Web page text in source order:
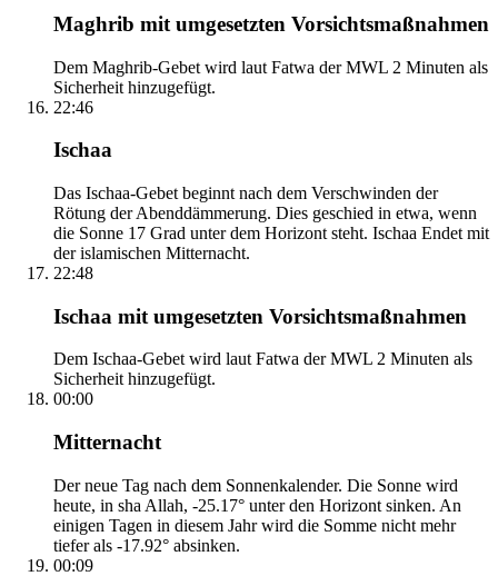
Maghrib mit umgesetzten Vorsichtsmaßnahmen
Dem Maghrib-Gebet wird laut Fatwa der MWL 2 Minuten als
Sicherheit hinzugefügt.
22:46
Ischaa
Das Ischaa-Gebet beginnt nach dem Verschwinden der
Rötung der Abenddämmerung. Dies geschied in etwa, wenn
die Sonne 17 Grad unter dem Horizont steht. Ischaa Endet mit
der islamischen Mitternacht.
22:48
Ischaa mit umgesetzten Vorsichtsmaßnahmen
Dem Ischaa-Gebet wird laut Fatwa der MWL 2 Minuten als
Sicherheit hinzugefügt.
00:00
Mitternacht
Der neue Tag nach dem Sonnenkalender. Die Sonne wird
heute, in sha Allah, -25.17° unter den Horizont sinken. An
einigen Tagen in diesem Jahr wird die Somme nicht mehr
tiefer als -17.92° absinken.
00:09